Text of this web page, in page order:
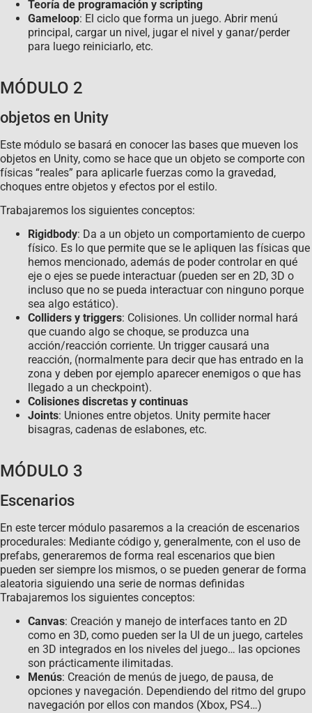
Teoría de programación y scripting
Gameloop: El ciclo que forma un juego. Abrir menú
principal, cargar un nivel, jugar el nivel y ganar/perder
para luego reiniciarlo, etc.
MÓDULO 2
objetos en Unity
Este módulo se basará en conocer las bases que mueven los
objetos en Unity, como se hace que un objeto se comporte con
físicas “reales” para aplicarle fuerzas como la gravedad,
choques entre objetos y efectos por el estilo.
Trabajaremos los siguientes conceptos:
Rigidbody: Da a un objeto un comportamiento de cuerpo
físico. Es lo que permite que se le apliquen las físicas que
hemos mencionado, además de poder controlar en qué
eje o ejes se puede interactuar (pueden ser en 2D, 3D o
incluso que no se pueda interactuar con ninguno porque
sea algo estático).
Colliders y triggers: Colisiones. Un collider normal hará
que cuando algo se choque, se produzca una
acción/reacción corriente. Un trigger causará una
reacción, (normalmente para decir que has entrado en la
zona y deben por ejemplo aparecer enemigos o que has
llegado a un checkpoint).
Colisiones discretas y continuas
Joints: Uniones entre objetos. Unity permite hacer
bisagras, cadenas de eslabones, etc.
MÓDULO 3
Escenarios
En este tercer módulo pasaremos a la creación de escenarios
procedurales: Mediante código y, generalmente, con el uso de
prefabs, generaremos de forma real escenarios que bien
pueden ser siempre los mismos, o se pueden generar de forma
aleatoria siguiendo una serie de normas definidas
Trabajaremos los siguientes conceptos:
Canvas: Creación y manejo de interfaces tanto en 2D
como en 3D, como pueden ser la UI de un juego, carteles
en 3D integrados en los niveles del juego… las opciones
son prácticamente ilimitadas.
Menús: Creación de menús de juego, de pausa, de
opciones y navegación. Dependiendo del ritmo del grupo
navegación por ellos con mandos (Xbox, PS4…)